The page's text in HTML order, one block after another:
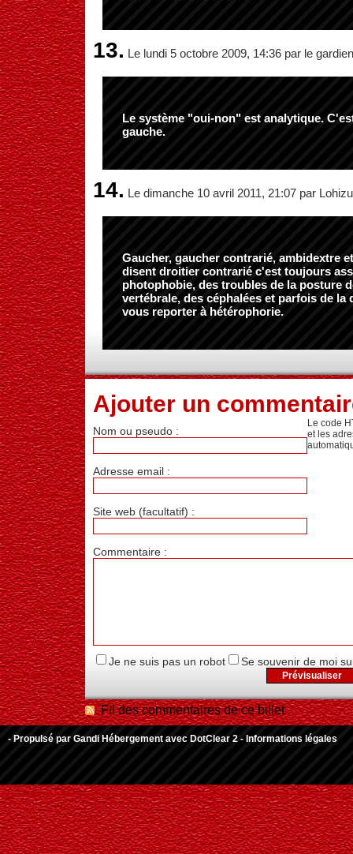
13. Le lundi 5 octobre 2009, 14:36 par le gardien
Le système "oui-non" est analytique.
gauche.
14. Le dimanche 10 avril 2011, 21:07 par
Gaucher, gaucher contrarié, ambidextre
disent droitier contrarié c'est toujours
photophobie, des troubles de la posture
vertébrale, des céphalées et parfois de la
vous reporter à hétérophorie.
Ajouter un
Nom ou pseudo :
Adresse email :
Site web (facultatif) :
Commentaire :
Le code
et les
Je ne suis pas un robot Se souvenir de moi
Fil des commentaires de ce billet
- Propulsé par Gandi Hébergement avec DotClear 2 - Informations légales